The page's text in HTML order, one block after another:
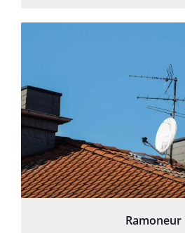
Ramoneur